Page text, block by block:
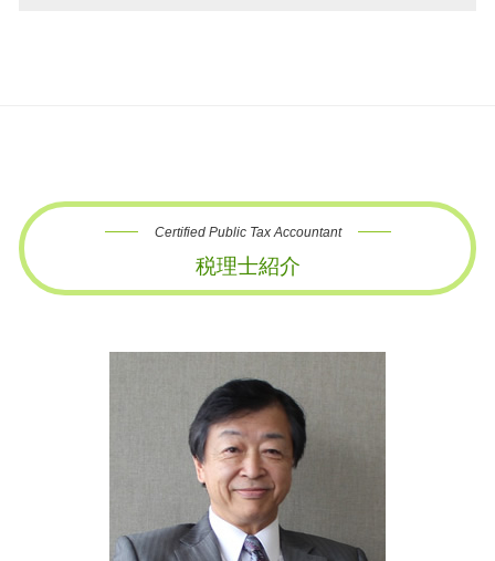
Certified Public Tax Accountant
税理士紹介